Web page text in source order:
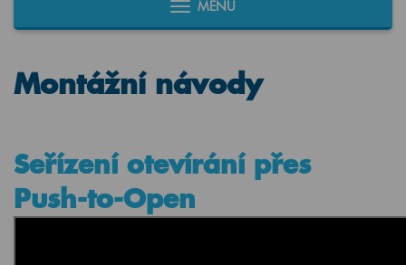
MENU
Montážní návody
Seřízení otevírání přes
Push-to-Open